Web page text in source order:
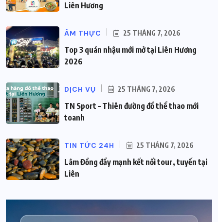
Liên Hương
ẨM THỰC 25 THÁNG 7, 2026
Top 3 quán nhậu mới mở tại Liên Hương
2026
DỊCH VỤ 25 THÁNG 7, 2026
TN Sport – Thiên đường đồ thể thao mới
toanh
TIN TỨC 24H 25 THÁNG 7, 2026
Lâm Đồng đẩy mạnh kết nối tour, tuyến tại
Liên